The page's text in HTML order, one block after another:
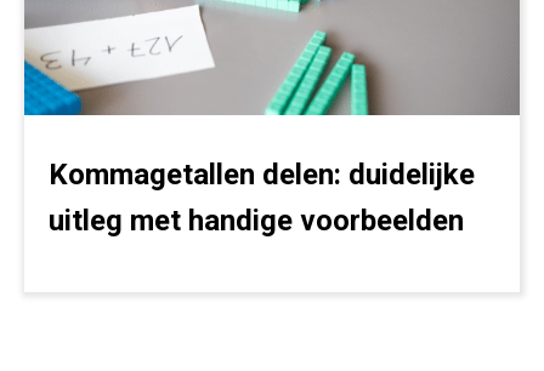
Kommagetallen delen: duidelijke
uitleg met handige voorbeelden